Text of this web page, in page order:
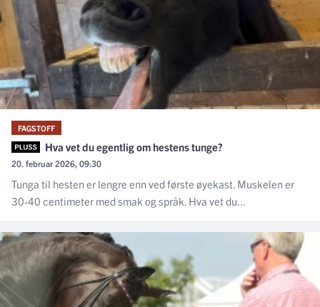
FAGSTOFF
Hva vet du egentlig om hestens tunge?
20. februar 2026, 09:30
Tunga til hesten er lengre enn ved første øyekast. Muskelen er
30-40 centimeter med smak og språk. Hva vet du...